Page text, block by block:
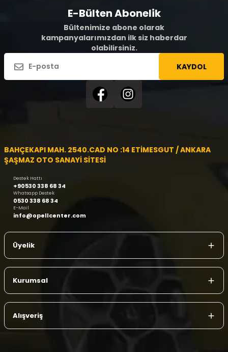
E-Bülten Abonelik
Bültenimize abone olarak
kampanyalarımızdan ilk siz haberdar
olabilirsiniz.
KAYDOL
BAHÇEKAPI MAH. 2540.CAD NO :14 ETİMESGUT / ANKARA
ŞAŞMAZ OTO SANAYİ SİTESİ
Destek Hattı
+90530 338 68 34
Whatsapp Destek
0530 338 68 34
E-Mail
info@opellcenter.com
Üyelik
Kurumsal
Alışveriş